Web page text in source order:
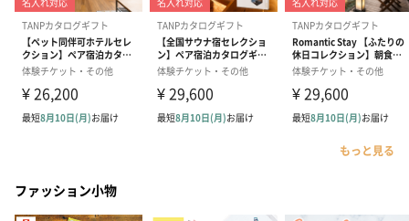
もっと見る
ファッション小物